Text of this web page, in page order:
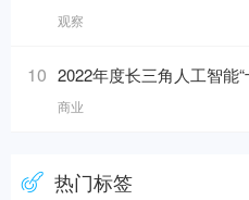
观察
10 2022年度长三角人工智能“十大杰
商业
热门标签